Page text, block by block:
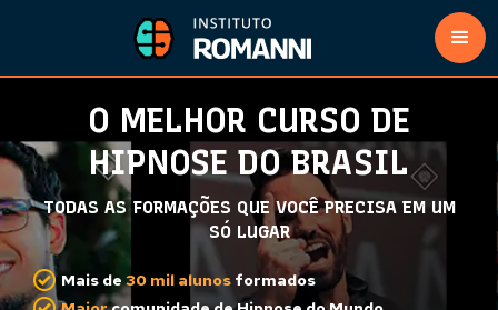
O MELHOR CURSO DE
HIPNOSE DO BRASIL
TODAS AS FORMAÇÕES QUE VOCÊ PRECISA EM UM
SÓ LUGAR
Mais de30 mil alunos formados